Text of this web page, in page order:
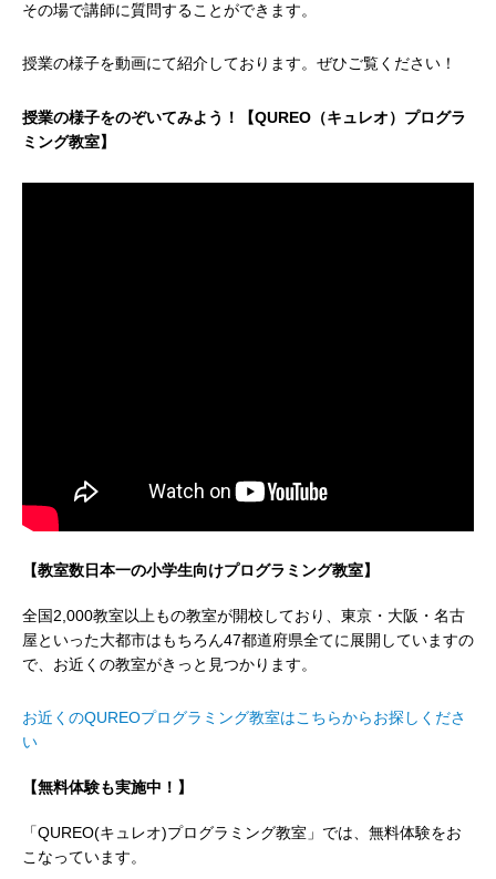
その場で講師に質問することができます。
授業の様子を動画にて紹介しております。ぜひご覧ください！
授業の様子をのぞいてみよう！【QUREO（キュレオ）プログラ
ミング教室】
【教室数日本一の小学生向けプログラミング教室】
全国2,000教室以上もの教室が開校しており、東京・大阪・名古
屋といった大都市はもちろん47都道府県全てに展開していますの
で、お近くの教室がきっと見つかります。
お近くのQUREOプログラミング教室はこちらからお探しくださ
い
【無料体験も実施中！】
「QUREO(キュレオ)プログラミング教室」では、無料体験をお
こなっています。